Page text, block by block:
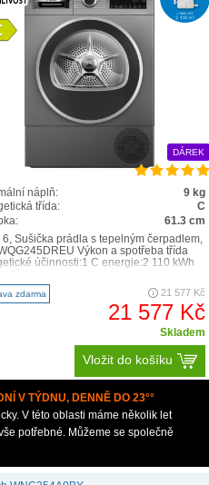
DÁREK
náplň:
9 kg
třída:
C
61.3 cm
6, Sušička prádla s tepelným čerpadlem,
Výkon a spotřeba třída
účinnosti:1 C energie:2 110 kWh
zdarma 21 577 Kč
21 577 Kč
Skladem
Vložit do košíku
V TÝDNU, DENNĚ DO 23°°
V této oblasti máme několik let
potřebné. Můžeme se společně